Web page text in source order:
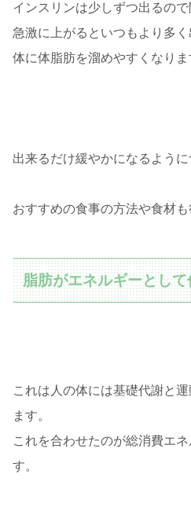
インスリンは少しずつ出るので
急激に上がるといつもより多
体に体脂肪を溜めやすくなりま
出来るだけ緩やかになるよう
おすすめの食事の方法や食材も
脂肪がエネルギーとし
これは人の体には基礎代謝と
ます。
これを合わせたのが総消費エ
す。